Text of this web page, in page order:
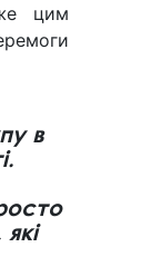
цим
в